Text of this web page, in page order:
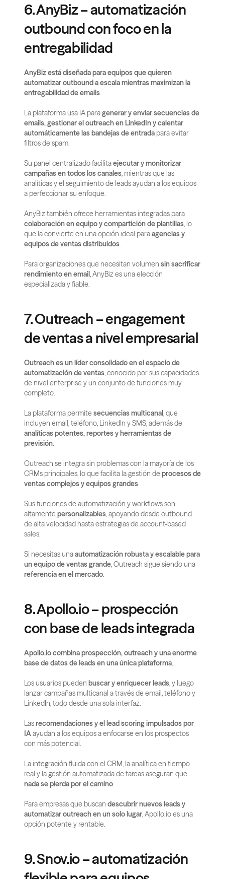
6. AnyBiz – automatización
outbound con foco en la
entregabilidad
AnyBiz está diseñada para equipos que quieren
automatizar outbound a escala mientras maximizan la
entregabilidad de emails.
La plataforma usa IA para generar y enviar secuencias de
emails, gestionar el outreach en LinkedIn y calentar
automáticamente las bandejas de entrada para evitar
filtros de spam.
Su panel centralizado facilita ejecutar y monitorizar
campañas en todos los canales, mientras que las
analíticas y el seguimiento de leads ayudan a los equipos
a perfeccionar su enfoque.
colaboración en equipo y compartición de plantillas, lo
que la convierte en una opción ideal para agencias y
equipos de ventas distribuidos.
Para organizaciones que necesitan volumen sin sacrificar
rendimiento en email, AnyBiz es una elección
especializada y fiable.
7. Outreach – engagement
de ventas a nivel empresarial
Outreach es un líder consolidado en el espacio de
automatización de ventas, conocido por sus capacidades
de nivel enterprise y un conjunto de funciones muy
completo.
La plataforma permite secuencias multicanal, que
analíticas potentes, reportes y herramientas de
previsión.
Outreach se integra sin problemas con la mayoría de los
CRMs principales, lo que facilita la gestión de procesos de
ventas complejos y equipos grandes.
Sus funciones de automatización y workflows son
altamente personalizables, apoyando desde outbound
de alta velocidad hasta estrategias de account-based
sales.
Si necesitas una automatización robusta y escalable para
un equipo de ventas grande
referencia en el mercado.
8. Apollo.io – prospección
con base de leads integrada
Apollo.io combina prospección, outreach y una enorme
base de datos de leads en una única plataforma.
Los usuarios pueden buscar y enriquecer leads, y luego
lanzar campañas multicanal a través de email, teléfono y
LinkedIn, todo desde una sola interfaz.
Las recomendaciones y el lead scoring impulsados por
IA ayudan a los equipos a enfocarse en los prospectos
con más potencial.
La integración fluida con el CRM, la analítica en tiempo
nada se pierda por el camino.
Para empresas que buscan descubrir nuevos leads y
automatizar outreach en un solo lugar, Apollo.io es una
opción potente y rentable.
9. Snov.io – automatización